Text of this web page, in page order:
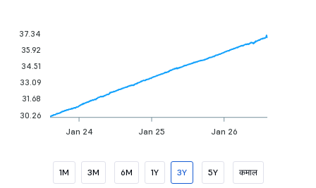
Jan 24 Jan 25 Jan 26
37.34
35.92
34.51
33.09
31.68
30.26
1M 3M 6M 1Y 3Y 5Y कमाल